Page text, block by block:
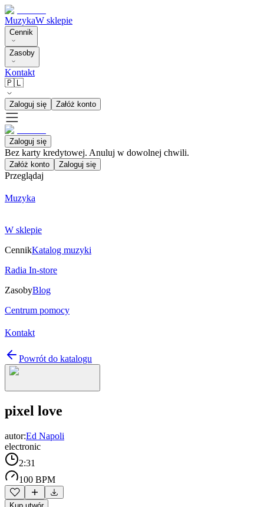
MuzykaW sklepie
Cennik
Zasoby
Kontakt
🇵🇱
Zaloguj się Załóż konto
Zaloguj się
Bez karty kredytowej. Anuluj w dowolnej chwili.
Załóż konto Zaloguj się
Przeglądaj
Muzyka
W sklepie
CennikKatalog muzyki
Radia In-store
ZasobyBlog
Centrum pomocy
Kontakt
Powrót do katalogu
pixel love
autor:Ed Napoli
electronic
2:31
100 BPM